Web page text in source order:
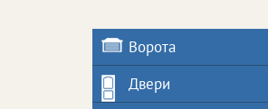
Ворота
Двери